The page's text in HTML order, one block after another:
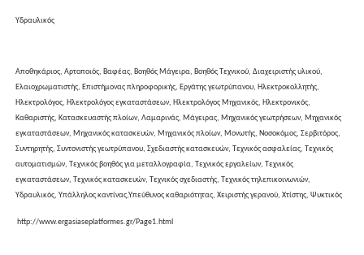
Υδραυλικός
Αποθηκάριος, Αρτοποιός, Βαφέας, Βοηθός Μάγειρα, Βοηθός Τεχνικού, Διαχειριστής υλικού,
Ελαιοχρωματιστής, Επιστήμονας πληροφορικής, Εργάτης γεωτρύπανου, Ηλεκτροκολλητής,
Ηλεκτρολόγος, Ηλεκτρολόγος εγκαταστάσεων, Ηλεκτρολόγος Μηχανικός, Ηλεκτρονικός,
Καθαριστής, Κατασκευαστής πλοίων, Λαμαρινάς, Μάγειρας, Μηχανικός γεωτρήσεων, Μηχανικός
εγκαταστάσεων, Μηχανικός κατασκευών, Μηχανικός πλοίων, Μονωτής, Νοσοκόμος, Σερβιτόρος,
Συντηρητής, Συντονιστής γεωτρύπανου, Σχεδιαστής κατασκευών, Τεχνικός ασφαλείας, Τεχνικός
αυτοματισμών, Τεχνικός βοηθός για μεταλλογραφία, Τεχνικός εργαλείων, Τεχνικός
εγκαταστάσεων, Τεχνικός κατασκευών, Τεχνικός σχεδιαστής, Τεχνικός τηλεπικοινωνιών,
Υδραυλικός, Υπάλληλος καντίνας,Υπεύθυνος καθαριότητας, Χειριστής γερανού, Χτίστης, Ψυκτικός
http://www.ergasiaseplatformes.gr/Page1.html